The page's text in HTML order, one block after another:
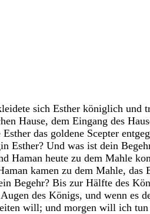
sich Esther königlich und
Hause, dem Eingang des
Esther das goldene Scepter
Esther? Und was ist dein
Haman heute zu dem Mahle
kamen zu dem Mahle, das
Begehr? Bis zur Hälfte des
Augen des Königs, und wenn es
will; und morgen will ich tun